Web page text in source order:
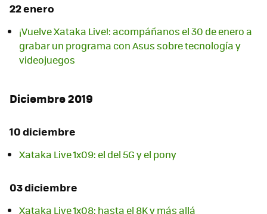
22 enero
¡Vuelve Xataka Live!: acompáñanos el 30 de enero a
grabar un programa con Asus sobre tecnología y
videojuegos
Diciembre 2019
10 diciembre
Xataka Live 1x09: el del 5G y el pony
03 diciembre
Xataka Live 1x08: hasta el 8K y más allá